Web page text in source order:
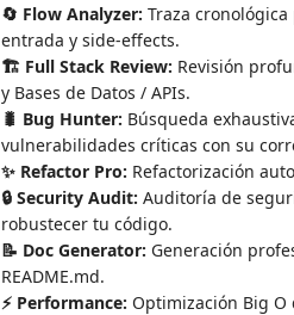
🔄 Flow Analyzer: Traza
entrada y side-effects.
🏗️ Full Stack Review: Revisión
y Bases de Datos / APIs.
🐛 Bug Hunter: Búsqueda
vulnerabilidades críticas con su
✨ Refactor Pro: Refactorización
🔒 Security Audit: Auditoría de
robustecer tu código.
📝 Doc Generator: Generación
README.md.
⚡ Performance: Optimización Big